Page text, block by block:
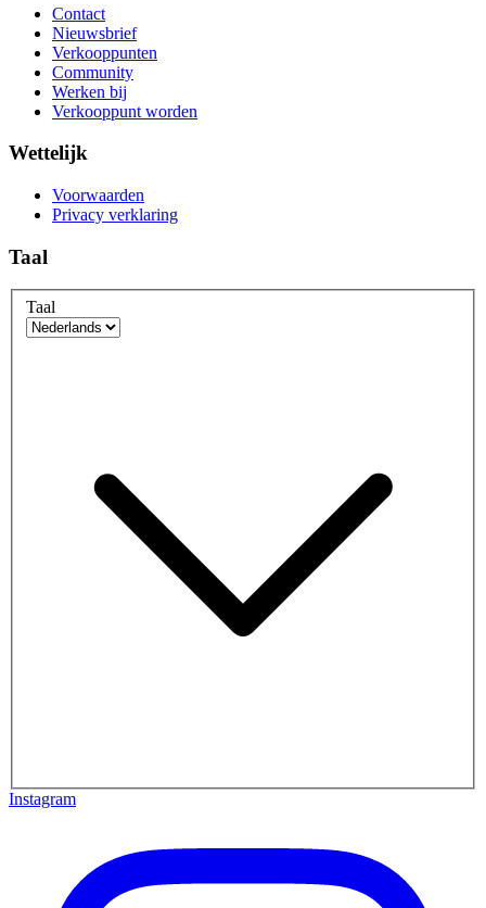
Contact
Nieuwsbrief
Verkooppunten
Community
Werken bij
Verkooppunt worden
Wettelijk
Voorwaarden
Privacy verklaring
Taal
Taal
Instagram